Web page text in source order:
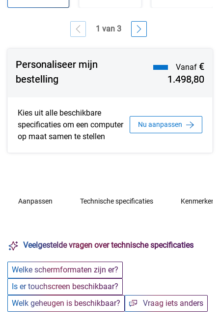
1 van 3
Personaliseer mijn
bestelling
Vanaf €
1.498,80
Kies uit alle beschikbare
specificaties om een computer
op maat samen te stellen
Nu aanpassen
Aanpassen Technische specificaties Kenmerken
Veelgestelde vragen over technische specificaties
Welke schermformaten zijn er?
Is er touchscreen beschikbaar?
Welk geheugen is beschikbaar?
Vraag iets anders